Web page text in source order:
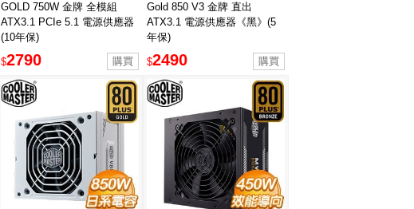
GOLD 750W 金牌 全模組
ATX3.1 PCIe 5.1 電源供應器
(10年保)
$2790
Gold 850 V3 金牌 直出
ATX3.1 電源供應器《黑》(5
年保)
$2490